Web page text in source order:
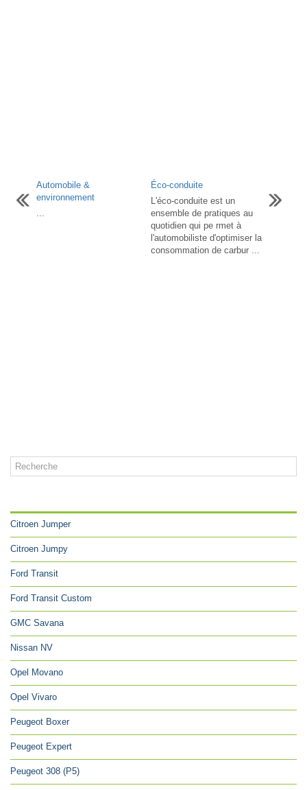
Automobile &
environnement
...
Éco-conduite
L'éco-conduite est un
ensemble de pratiques au
quotidien qui pe rmet à
l'automobiliste d'optimiser la
consommation de carbur ...
Citroen Jumper
Citroen Jumpy
Ford Transit
Ford Transit Custom
GMC Savana
Nissan NV
Opel Movano
Opel Vivaro
Peugeot Boxer
Peugeot Expert
Peugeot 308 (P5)